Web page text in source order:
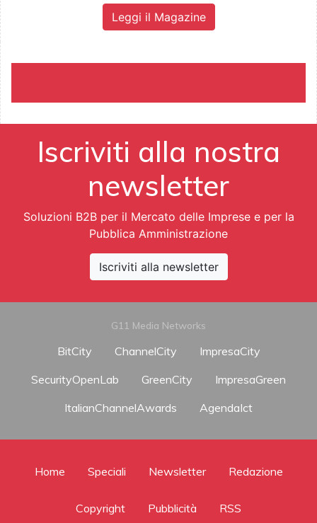
Leggi il Magazine
Iscriviti alla nostra
newsletter
Soluzioni B2B per il Mercato delle Imprese e per la
Pubblica Amministrazione
Iscriviti alla newsletter
G11 Media Networks
BitCity ChannelCity
ImpresaCity
SecurityOpenLab
GreenCity
ImpresaGreen
ItalianChannelAwards
AgendaIct
Home Speciali Newsletter Redazione
Copyright Pubblicità RSS